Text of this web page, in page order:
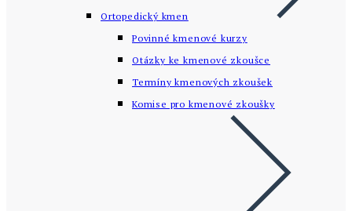
Ortopedický kmen
Povinné kmenové kurzy
Otázky ke kmenové zkoušce
Termíny kmenových zkoušek
Komise pro kmenové zkoušky